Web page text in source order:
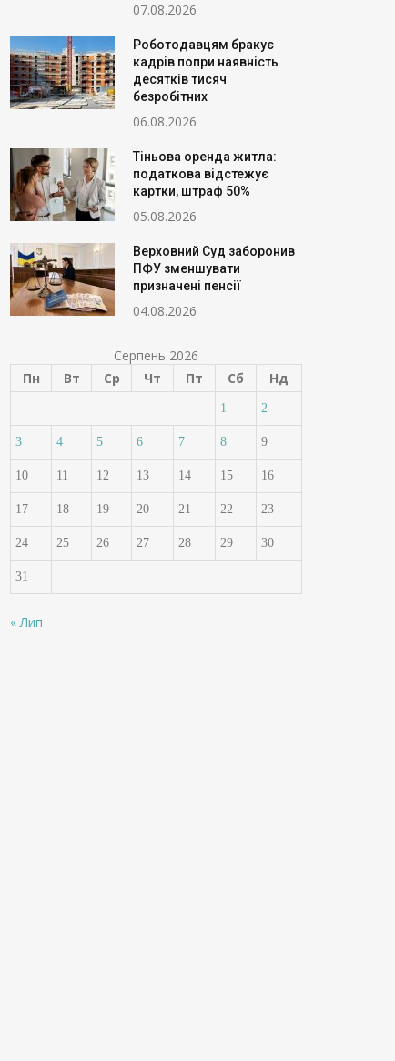
07.08.2026
Роботодавцям бракує
кадрів попри наявність
десятків тисяч
безробітних
06.08.2026
Тіньова оренда житла:
податкова відстежує
картки, штраф 50%
05.08.2026
Верховний Суд заборонив
ПФУ зменшувати
призначені пенсії
04.08.2026
Серпень 2026
Пн
Вт Ср Чт Пт Сб Нд
1 2
3 4 5 6 7 8 9
10 11 12 13 14 15 16
17 18 19 20 21 22 23
24 25 26 27 28 29 30
31
« Лип